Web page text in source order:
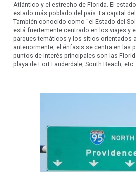
Atlántico y el estrecho de Florida. El
estado más poblado del país. La capital
También conocido como "el Estado del
está fuertemente centrado en los viajes y
parques temáticos y los sitios orientados
anteriormente, el énfasis se centra en las
puntos de interés principales son las
playa de Fort Lauderdale, South Beach, etc.